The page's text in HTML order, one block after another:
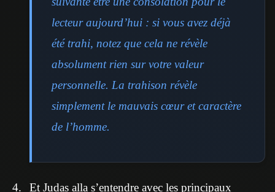
lecteur aujourd’hui : si vous avez déjà
été trahi, notez que cela ne révèle
absolument rien sur votre valeur
personnelle. La trahison révèle
simplement le mauvais cœur et caractère
de l’homme.
Et Judas alla s’entendre avec les principaux